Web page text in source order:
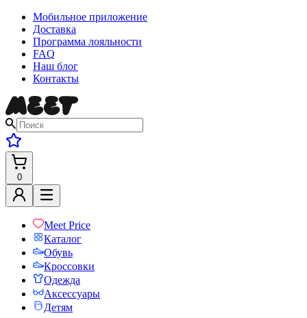
Мобильное приложение
Доставка
Программа лояльности
FAQ
Наш блог
Контакты
0
Meet Price
Каталог
Обувь
Кроссовки
Одежда
Аксессуары
Детям